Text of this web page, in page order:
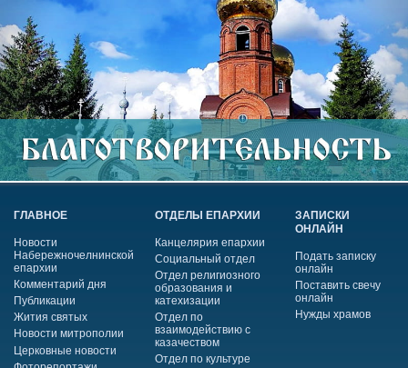
ГЛАВНОЕ
Новости
Набережночелнинской
епархии
Комментарий дня
Публикации
Жития святых
Новости митрополии
Церковные новости
ОТДЕЛЫ ЕПАРХИИ
Канцелярия епархии
Социальный отдел
Отдел религиозного
образования и
катехизации
Отдел по
взаимодействию с
казачеством
Отдел по культуре
ЗАПИСКИ
ОНЛАЙН
Подать записку
онлайн
Поставить свечу
онлайн
Нужды храмов